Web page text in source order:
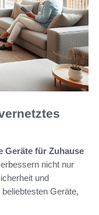
Geräte für Zuhause
nicht nur
und
Geräte,